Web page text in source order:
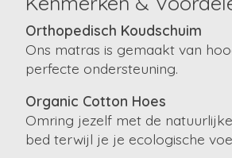
Orthopedisch Koudschuim
Ons matras is gemaakt van
perfecte ondersteuning.
Organic Cotton Hoes
Omring jezelf met de
bed terwijl je je ecologische